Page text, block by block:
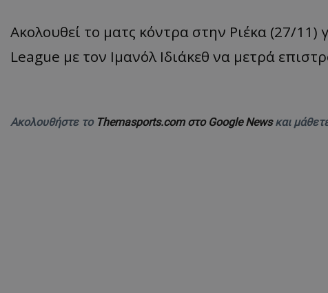
Ακολουθεί το ματς κόντρα στην Ριέκα (27/
League με τον Ιμανόλ Ιδιάκεθ να μετρά
Ακολουθήστε το Themasports.com στο Google Newsκαι